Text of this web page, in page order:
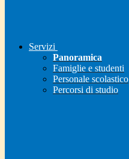
Servizi
Panoramica
Famiglie e studenti
Personale scolastico
Percorsi di studio